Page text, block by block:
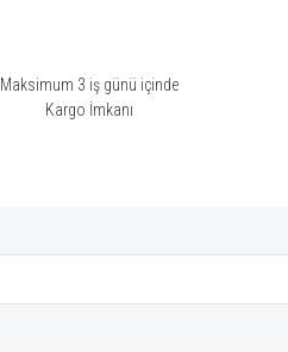
Maksimum 3 iş günü içinde
Kargo İmkanı